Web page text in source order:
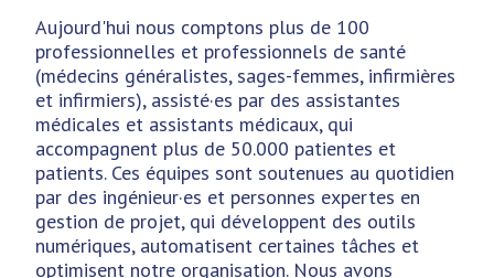
Aujourd'hui nous comptons plus de 100
professionnelles et professionnels de santé
(médecins généralistes, sages-femmes, infirmières
et infirmiers), assisté·es par des assistantes
médicales et assistants médicaux, qui
accompagnent plus de 50.000 patientes et
patients. Ces équipes sont soutenues au quotidien
par des ingénieur·es et personnes expertes en
gestion de projet, qui développent des outils
numériques, automatisent certaines tâches et
optimisent notre organisation. Nous avons